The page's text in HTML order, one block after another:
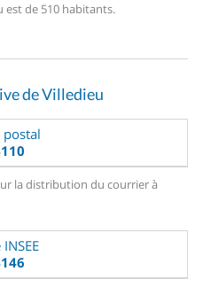
est de 510 habitants.
de Villedieu
postal
la distribution du courrier à